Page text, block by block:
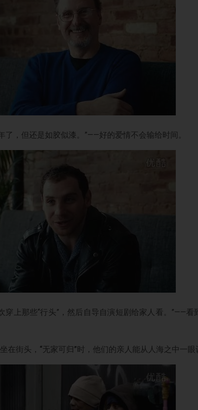
了，但还是如胶似漆。 ”——好的爱情不会输给时间。
穿上那些“行头”，然后自导自演短剧给家人看。”——
在街头， “无家可归”时，他们的亲人能从人海之中一眼